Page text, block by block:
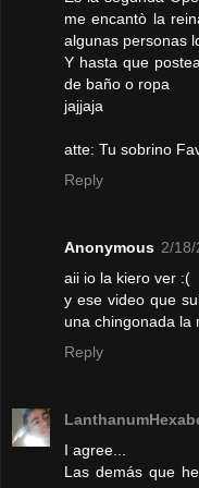
me encantò la
algunas personas
Y hasta que
de baño o ropa
jajjaja
atte: Tu sobrino
Reply
Anonymous 2/
aii io la kiero ver :(
y ese video que
una chingonada la
Reply
I agree...
Las demás que